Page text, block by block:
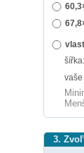
šířka:
3.